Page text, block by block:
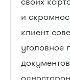
и
клиент
уголовное